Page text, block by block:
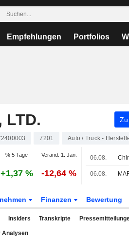
Empfehlungen Portfolios
LTD.
7201 Auto / Truck -
% 5 Tage Veränd. 1. Jan.
+1,37 % -12,64 %
06.08.
06.08.
Finanzen Bewertung
Insiders Transkripte
Analysen